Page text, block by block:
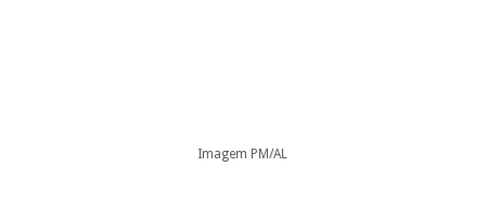
Imagem PM/AL